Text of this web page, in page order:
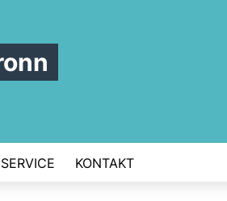
SERVICE KONTAKT